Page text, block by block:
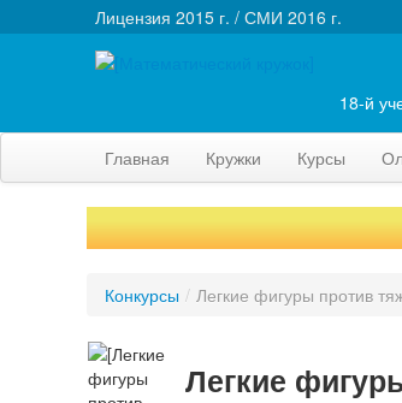
Лицензия 2015 г. / СМИ 2016 г.
18-й
Главная Кружки Курсы
Конкурсы / Легкие фигуры против
Легкие